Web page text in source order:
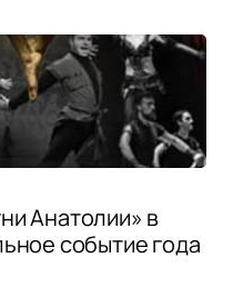
Анатолии» в
событие года